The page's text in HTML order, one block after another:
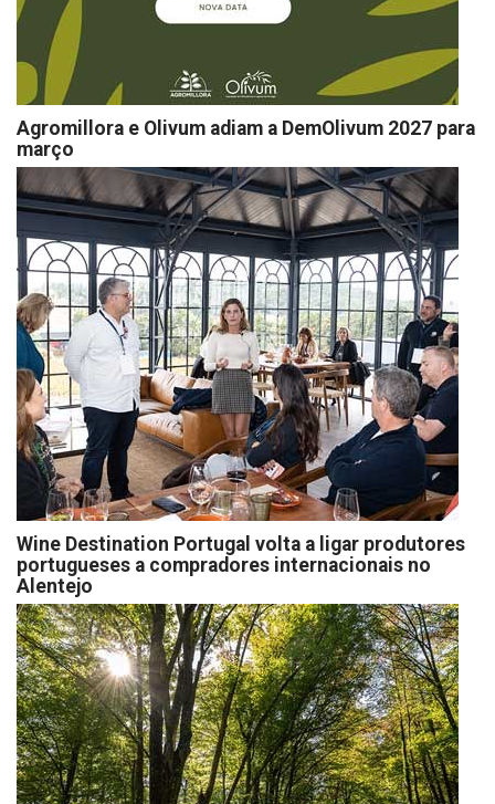
Agromillora e Olivum adiam a DemOlivum 2027 para
março
Wine Destination Portugal volta a ligar produtores
portugueses a compradores internacionais no
Alentejo